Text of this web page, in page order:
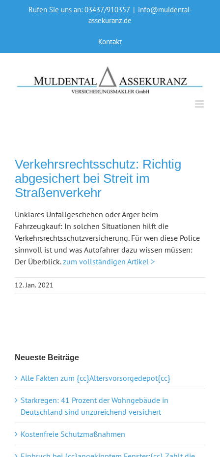
Rufen Sie uns an: 03437/910357 | info@muldental-
assekuranz.de
Kontakt
Verkehrsrechtsschutz: Richtig
abgesichert bei Streit im
Straßenverkehr
Unklares Unfallgeschehen oder Ärger beim
Fahrzeugkauf: In solchen Situationen hilft die
Verkehrsrechtsschutzversicherung. Für wen diese Police
sinnvoll ist und was Autofahrer dazu wissen müssen:
Der Überblick.zum vollständigen Artikel >
12. Jan. 2021
Neueste Beiträge
Alle Fakten zum {cc}Altersvorsorgedepot{cc}
Starkregen: 41 Prozent der Wohngebäude in
Deutschland sind unzureichend versichert
Kostenfreie Schutzmaßnahmen